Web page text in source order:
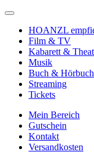
HOANZL
Film & TV
Kabarett &
Musik
Buch & Hörbuch
Streaming
Tickets
Mein Bereich
Gutschein
Kontakt
Versandkosten